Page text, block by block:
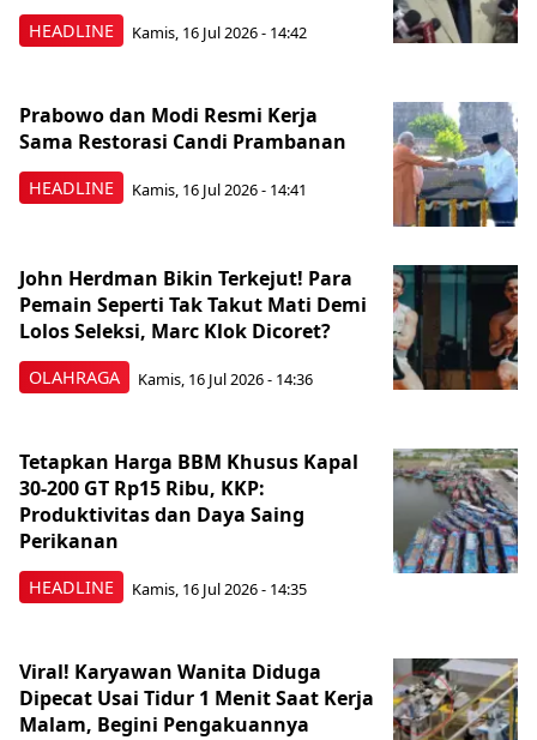
HEADLINE Kamis, 16 Jul 2026 - 14:42
HEADLINE
Prabowo dan Modi Resmi Kerja
Sama Restorasi Candi Prambanan
Kamis, 16 Jul 2026 - 14:41
OLAHRAGA
John Herdman Bikin Terkejut! Para
Pemain Seperti Tak Takut Mati Demi
Lolos Seleksi, Marc Klok Dicoret?
Kamis, 16 Jul 2026 - 14:36
HEADLINE
Tetapkan Harga BBM Khusus Kapal
30-200 GT Rp15 Ribu, KKP:
Produktivitas dan Daya Saing
Perikanan
Kamis, 16 Jul 2026 - 14:35
Viral! Karyawan Wanita Diduga
Dipecat Usai Tidur 1 Menit Saat Kerja
Malam, Begini Pengakuannya